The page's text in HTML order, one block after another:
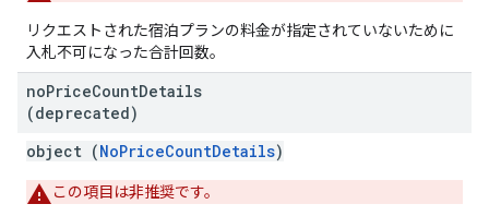
リクエストされた宿泊プランの料金が指定されていないために
入札不可になった合計回数。
noPriceCountDetails
(deprecated)
object (NoPriceCountDetails)
この項目は非推奨です。